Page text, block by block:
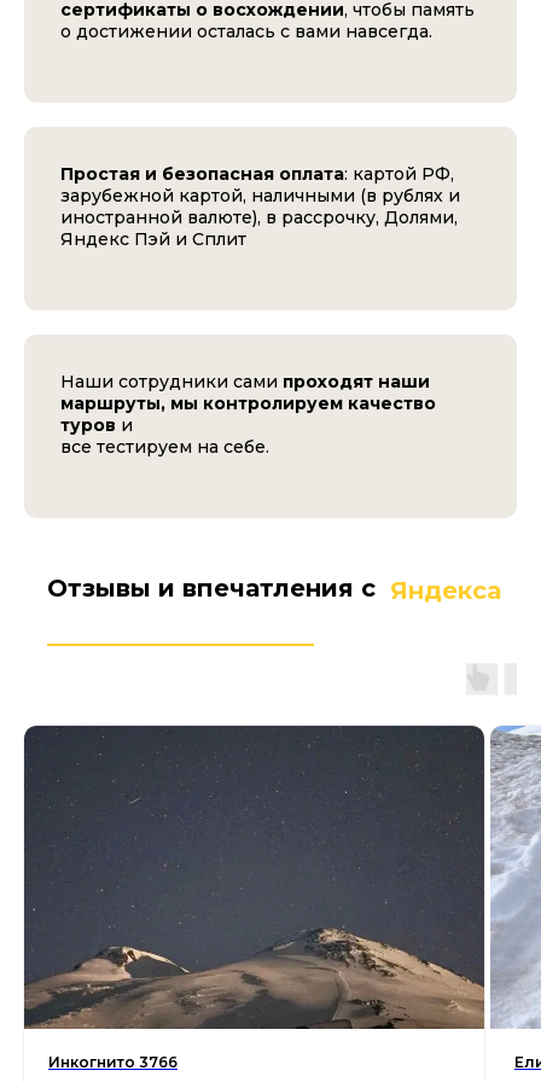
сертификаты о восхождении, чтобы память
о достижении осталась с вами навсегда.
Простая и безопасная оплата: картой РФ,
зарубежной картой, наличными (в рублях и
иностранной валюте), в рассрочку, Долями,
Яндекс Пэй и Сплит
Наши сотрудники сами проходят наши
маршруты, мы контролируем качество
туров и
все тестируем на себе.
Отзывы и впечатления с Яндекса
Инкогнито 3766